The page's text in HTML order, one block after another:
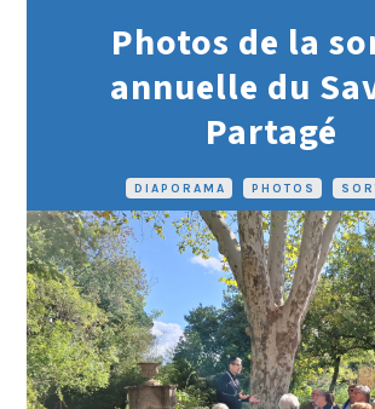
DIAPORAMA PHOTOS
Photos de la
annuelle du
Partagé